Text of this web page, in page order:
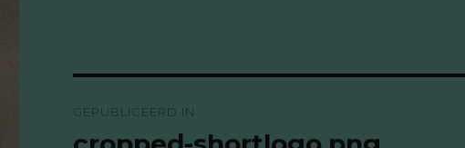
navigatie
GEPUBLICEERD IN